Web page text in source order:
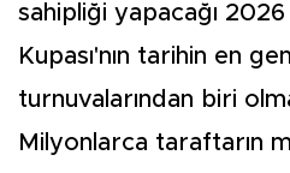
sahipliği yapacağı
Kupası'nın tarihin en
turnuvalarından biri
Milyonlarca taraftarın